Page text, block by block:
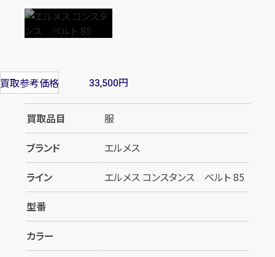
買取参考価格 33,500円
買取品目
服
ブランド
エルメス
ライン
エルメス コンスタンス ベルト 85
型番
カラー